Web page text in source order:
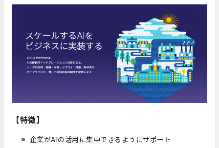
【特徴】
企業がAIの活用に集中できるようにサポート